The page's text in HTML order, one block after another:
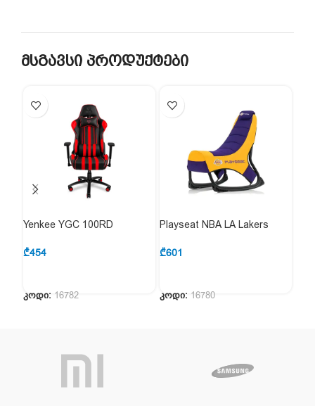
მსგავსი პროდუქტები
Yenkee YGC 100RD
₾454
კოდი: 16782
Playseat NBA LA Lakers
₾601
კოდი: 16780